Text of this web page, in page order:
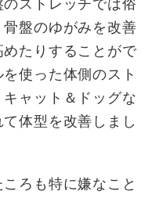
ストレッチでは俗
盤のゆがみを改善
たりすることがで
使った体側のスト
ャット＆ドッグな
体型を改善しまし
ろも特に嫌なこと